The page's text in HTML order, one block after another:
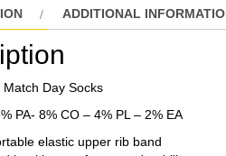
ADDITIONAL
Match Day Socks
PA- 8% CO – 4% PL – 2% EA
elastic upper rib band